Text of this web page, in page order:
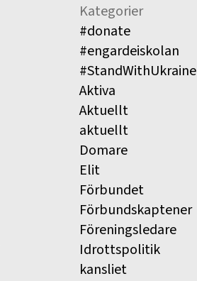
Kategorier
#donate
#engardeiskolan
#StandWithUkraine
Aktiva
Aktuellt
aktuellt
Domare
Elit
Förbundet
Förbundskaptener
Föreningsledare
Idrottspolitik
kansliet